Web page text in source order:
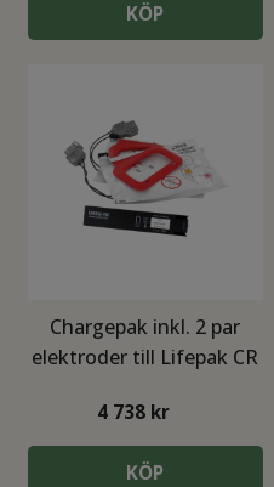
KÖP
Chargepak inkl. 2 par
elektroder till Lifepak CR
4 738 kr
KÖP